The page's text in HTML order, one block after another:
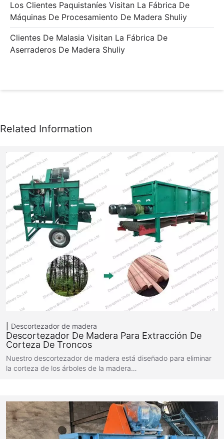
Los Clientes Paquistaníes Visitan La Fábrica De
Máquinas De Procesamiento De Madera Shuliy
Clientes De Malasia Visitan La Fábrica De
Aserraderos De Madera Shuliy
Descortezador de madera
Descortezador De Madera Para Extracción De
Corteza De Troncos
Nuestro descortezador de madera está diseñado para eliminar
la corteza de los árboles de la madera…